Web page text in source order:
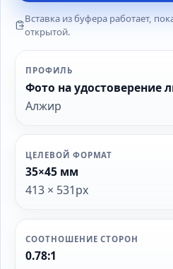
Вставка из буфера работает,
открытой.
ПРОФИЛЬ
Фото на удостоверение
Алжир
ЦЕЛЕВОЙ ФОРМАТ
35×45 мм
413 × 531px
СООТНОШЕНИЕ СТОРОН
0.78:1